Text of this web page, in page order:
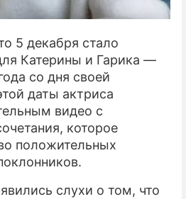
5 декабря стало
Катерины и Гарика —
со дня своей
даты актриса
видео с
которое
положительных
слухи о том, что